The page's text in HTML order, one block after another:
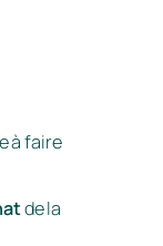
à faire
de la